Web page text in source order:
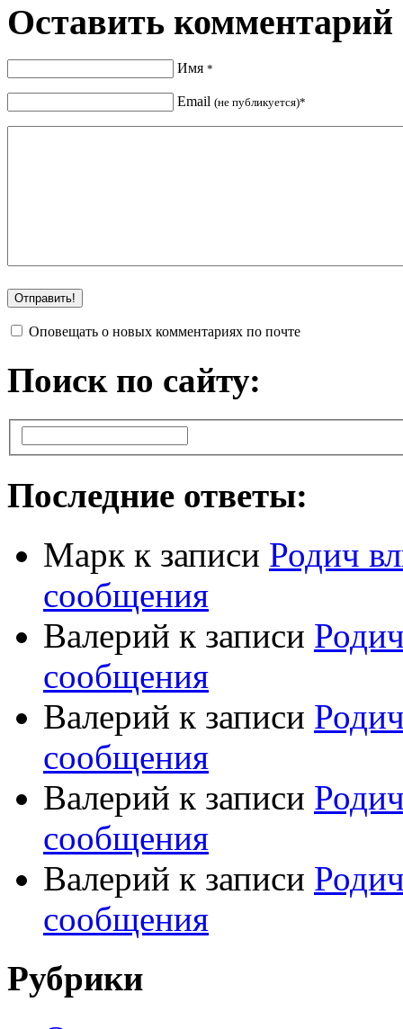
Оставить комментарий
Имя *
Email (не публикуется)*
Оповещать о новых комментариях по почте
Поиск по сайту:
Последние ответы:
Марк к записи Родич
сообщения
Валерий к записи
сообщения
Валерий к записи
сообщения
Валерий к записи
сообщения
Валерий к записи
сообщения
Рубрики